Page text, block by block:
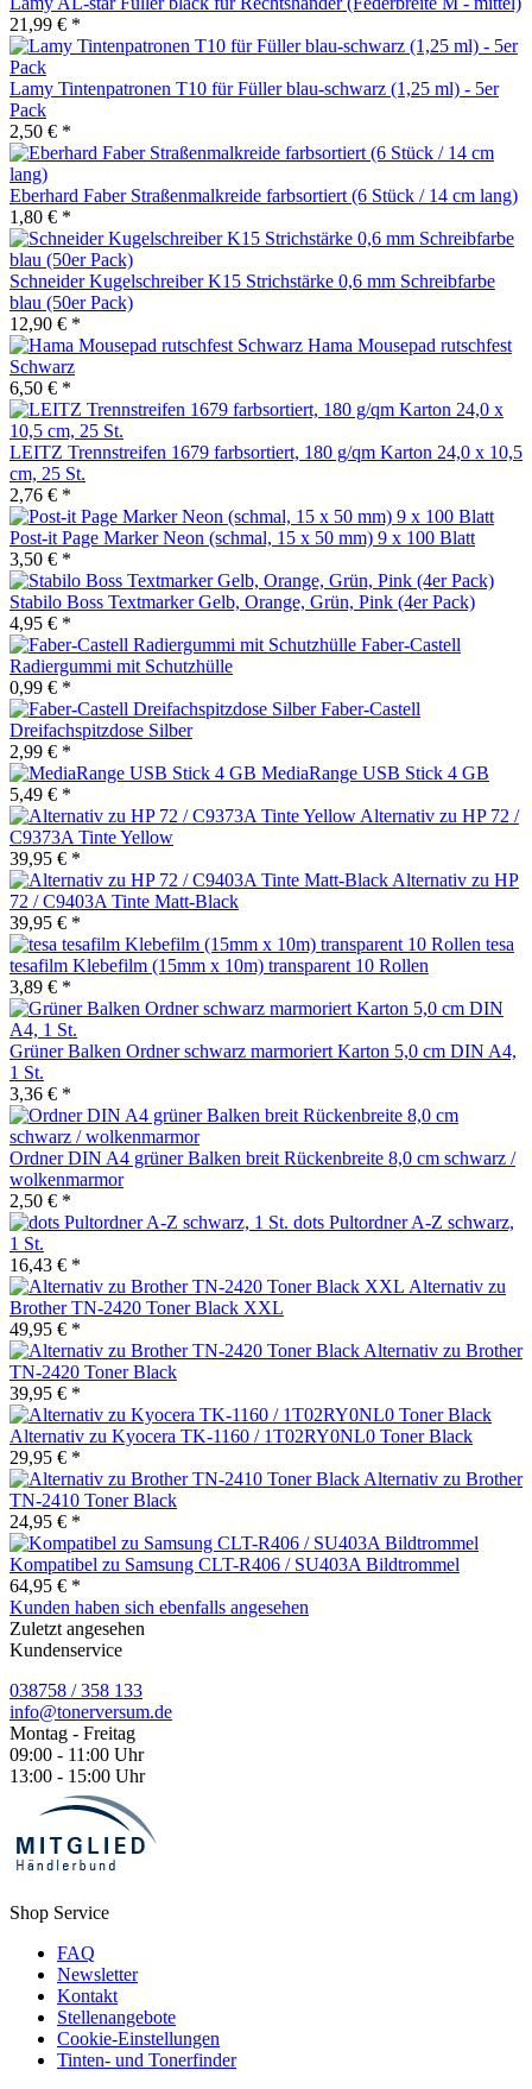
21,99 € *
Lamy Tintenpatronen T10 für Füller blau-schwarz (1,25 ml) - 5er
Pack
2,50 € *
Eberhard Faber Straßenmalkreide farbsortiert (6 Stück / 14 cm lang)
1,80 € *
Schneider Kugelschreiber K15 Strichstärke 0,6 mm Schreibfarbe
blau (50er Pack)
12,90 € *
Hama Mousepad rutschfest
Schwarz
6,50 € *
LEITZ Trennstreifen 1679 farbsortiert, 180 g/qm Karton 24,0 x 10,5
cm, 25 St.
2,76 € *
Post-it Page Marker Neon (schmal, 15 x 50 mm) 9 x 100 Blatt
3,50 € *
Stabilo Boss Textmarker Gelb, Orange, Grün, Pink (4er Pack)
4,95 € *
Faber-Castell
Radiergummi mit Schutzhülle
0,99 € *
Faber-Castell
Dreifachspitzdose Silber
2,99 € *
MediaRange USB Stick 4 GB
5,49 € *
Alternativ zu HP 72 /
C9373A Tinte Yellow
39,95 € *
Alternativ zu HP
72 / C9403A Tinte Matt-Black
39,95 € *
tesa
tesafilm Klebefilm (15mm x 10m) transparent 10 Rollen
3,89 € *
Grüner Balken Ordner schwarz marmoriert Karton 5,0 cm DIN A4,
1 St.
3,36 € *
Ordner DIN A4 grüner Balken breit Rückenbreite 8,0 cm schwarz /
wolkenmarmor
2,50 € *
dots Pultordner A-Z schwarz,
1 St.
16,43 € *
Alternativ zu
Brother TN-2420 Toner Black XXL
49,95 € *
Alternativ zu Brother
TN-2420 Toner Black
39,95 € *
Alternativ zu Kyocera TK-1160 / 1T02RY0NL0 Toner Black
29,95 € *
Alternativ zu Brother
TN-2410 Toner Black
24,95 € *
Kompatibel zu Samsung CLT-R406 / SU403A Bildtrommel
64,95 € *
Kunden haben sich ebenfalls angesehen
Zuletzt angesehen
Kundenservice
038758 / 358 133
info@tonerversum.de
Montag - Freitag
09:00 - 11:00 Uhr
13:00 - 15:00 Uhr
Shop Service
FAQ
Newsletter
Kontakt
Stellenangebote
Cookie-Einstellungen
Tinten- und Tonerfinder